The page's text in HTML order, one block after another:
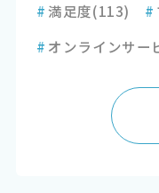
#満足度(113) #
# オンラインサー